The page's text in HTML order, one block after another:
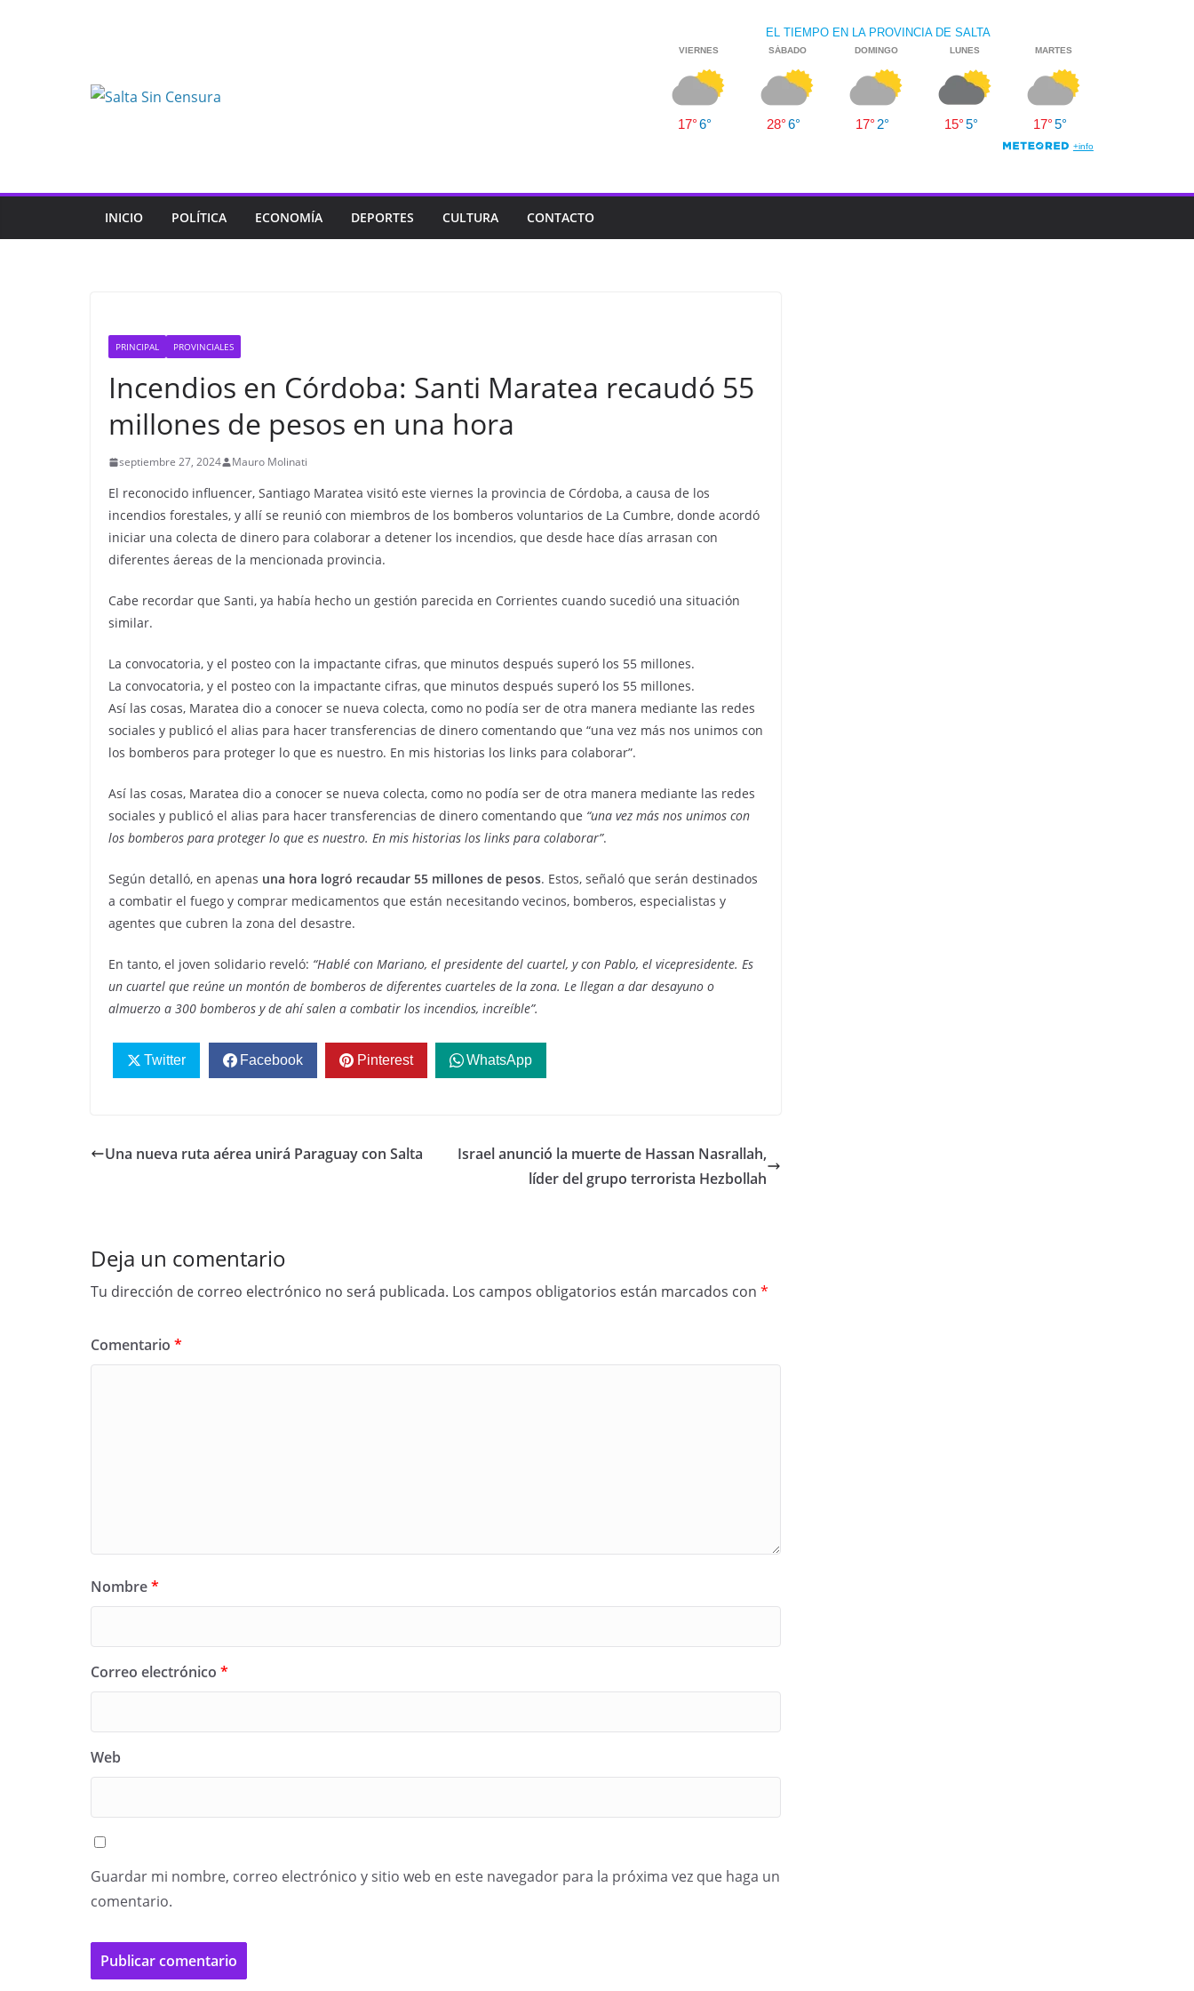
INICIO POLÍTICA ECONOMÍA DEPORTES CULTURA CONTACTO
PRINCIPAL PROVINCIALES
Incendios en Córdoba: Santi Maratea recaudó 55
millones de pesos en una hora
septiembre 27, 2024 Mauro Molinati
El reconocido influencer, Santiago Maratea visitó este viernes la provincia de Córdoba, a causa de los
incendios forestales, y allí se reunió con miembros de los bomberos voluntarios de La Cumbre, donde acordó
iniciar una colecta de dinero para colaborar a detener los incendios, que desde hace días arrasan con
diferentes áereas de la mencionada provincia.
Cabe recordar que Santi, ya había hecho un gestión parecida en Corrientes cuando sucedió una situación
similar.
La convocatoria, y el posteo con la impactante cifras, que minutos después superó los 55 millones.
La convocatoria, y el posteo con la impactante cifras, que minutos después superó los 55 millones.
Así las cosas, Maratea dio a conocer se nueva colecta, como no podía ser de otra manera mediante las redes
sociales y publicó el alias para hacer transferencias de dinero comentando que “una vez más nos unimos con
los bomberos para proteger lo que es nuestro. En mis historias los links para colaborar”.
Así las cosas, Maratea dio a conocer se nueva colecta, como no podía ser de otra manera mediante las redes
sociales y publicó el alias para hacer transferencias de dinero comentando que “una vez más nos unimos con
los bomberos para proteger lo que es nuestro. En mis historias los links para colaborar”.
Según detalló, en apenas una hora logró recaudar 55 millones de pesos. Estos, señaló que serán destinados
a combatir el fuego y comprar medicamentos que están necesitando vecinos, bomberos, especialistas y
agentes que cubren la zona del desastre.
En tanto, el joven solidario reveló: “Hablé con Mariano, el presidente del cuartel, y con Pablo, el vicepresidente. Es
un cuartel que reúne un montón de bomberos de diferentes cuarteles de la zona. Le llegan a dar desayuno o
almuerzo a 300 bomberos y de ahí salen a combatir los incendios, increíble”.
Twitter Facebook Pinterest WhatsApp
Una nueva ruta aérea unirá Paraguay con Salta
Israel anunció la muerte de Hassan Nasrallah,
líder del grupo terrorista Hezbollah
Deja un comentario
Tu dirección de correo electrónico no será publicada. Los campos obligatorios están marcados con *
Comentario *
Nombre*
Correo electrónico *
Web
Guardar mi nombre, correo electrónico y sitio web en este navegador para la próxima vez que haga un
comentario.